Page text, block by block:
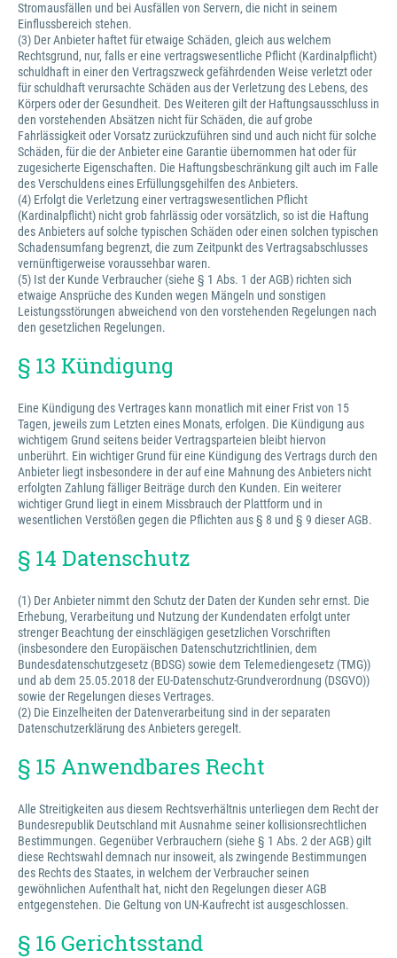
Stromausfällen und bei Ausfällen von Servern, die nicht in seinem
Einflussbereich stehen.
(3) Der Anbieter haftet für etwaige Schäden, gleich aus welchem
Rechtsgrund, nur, falls er eine vertragswesentliche Pflicht (Kardinalpflicht)
schuldhaft in einer den Vertragszweck gefährdenden Weise verletzt oder
für schuldhaft verursachte Schäden aus der Verletzung des Lebens, des
Körpers oder der Gesundheit. Des Weiteren gilt der Haftungsausschluss in
den vorstehenden Absätzen nicht für Schäden, die auf grobe
Fahrlässigkeit oder Vorsatz zurückzuführen sind und auch nicht für solche
Schäden, für die der Anbieter eine Garantie übernommen hat oder für
zugesicherte Eigenschaften. Die Haftungsbeschränkung gilt auch im Falle
des Verschuldens eines Erfüllungsgehilfen des Anbieters.
(4) Erfolgt die Verletzung einer vertragswesentlichen Pflicht
(Kardinalpflicht) nicht grob fahrlässig oder vorsätzlich, so ist die Haftung
des Anbieters auf solche typischen Schäden oder einen solchen typischen
Schadensumfang begrenzt, die zum Zeitpunkt des Vertragsabschlusses
vernünftigerweise voraussehbar waren.
(5) Ist der Kunde Verbraucher (siehe § 1 Abs. 1 der AGB) richten sich
etwaige Ansprüche des Kunden wegen Mängeln und sonstigen
Leistungsstörungen abweichend von den vorstehenden Regelungen nach
den gesetzlichen Regelungen.
§ 13 Kündigung
Eine Kündigung des Vertrages kann monatlich mit einer Frist von 15
Tagen, jeweils zum Letzten eines Monats, erfolgen. Die Kündigung aus
wichtigem Grund seitens beider Vertragsparteien bleibt hiervon
unberührt. Ein wichtiger Grund für eine Kündigung des Vertrags durch den
Anbieter liegt insbesondere in der auf eine Mahnung des Anbieters nicht
erfolgten Zahlung fälliger Beiträge durch den Kunden. Ein weiterer
wichtiger Grund liegt in einem Missbrauch der Plattform und in
wesentlichen Verstößen gegen die Pflichten aus § 8 und § 9 dieser AGB.
§ 14 Datenschutz
(1) Der Anbieter nimmt den Schutz der Daten der Kunden sehr ernst. Die
Erhebung, Verarbeitung und Nutzung der Kundendaten erfolgt unter
strenger Beachtung der einschlägigen gesetzlichen Vorschriften
(insbesondere den Europäischen Datenschutzrichtlinien, dem
Bundesdatenschutzgesetz (BDSG) sowie dem Telemediengesetz (TMG))
und ab dem 25.05.2018 der EU-Datenschutz-Grundverordnung (DSGVO))
sowie der Regelungen dieses Vertrages.
(2) Die Einzelheiten der Datenverarbeitung sind in der separaten
Datenschutzerklärung des Anbieters geregelt.
§ 15 Anwendbares Recht
Alle Streitigkeiten aus diesem Rechtsverhältnis unterliegen dem Recht der
Bundesrepublik Deutschland mit Ausnahme seiner kollisionsrechtlichen
Bestimmungen. Gegenüber Verbrauchern (siehe § 1 Abs. 2 der AGB) gilt
diese Rechtswahl demnach nur insoweit, als zwingende Bestimmungen
des Rechts des Staates, in welchem der Verbraucher seinen
gewöhnlichen Aufenthalt hat, nicht den Regelungen dieser AGB
entgegenstehen. Die Geltung von UN-Kaufrecht ist ausgeschlossen.
§ 16 Gerichtsstand